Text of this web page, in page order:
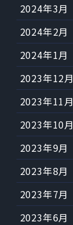
2024年3月
2024年2月
2024年1月
2023年12月
2023年11月
2023年10月
2023年9月
2023年8月
2023年7月
2023年6月